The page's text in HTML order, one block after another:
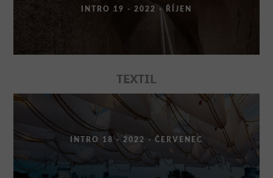
INTRO 19 - 2022 - ŘÍJEN
TEXTIL
INTRO 18 - 2022 - ČERVENEC